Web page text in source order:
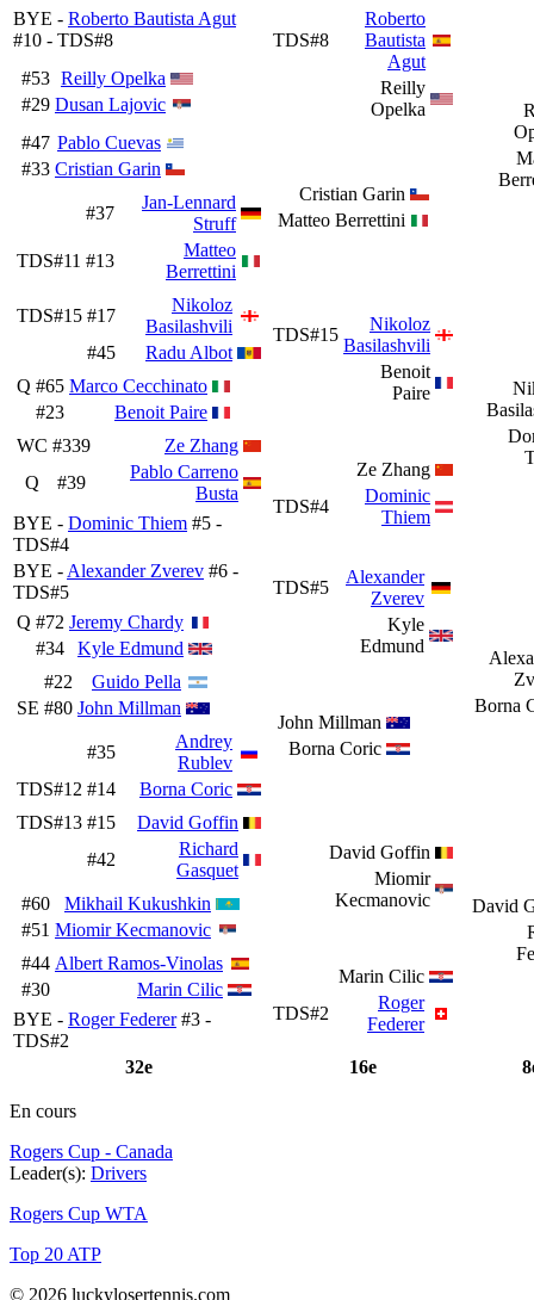
BYE - Roberto Bautista Agut
#10 - TDS#8
TDS#8
Roberto
Bautista
Agut
Reilly
Opelka
#53 Reilly Opelka
#29 Dusan Lajovic
#47 Pablo Cuevas
#33 Cristian Garin
Cristian Garin
Matteo Berrettini
#37
Jan-Lennard
Struff
TDS#11 #13
Matteo
Berrettini
TDS#15 #17
Nikoloz
Basilashvili
#45
Radu Albot
TDS#15
Nikoloz
Basilashvili
Benoit
Paire
Q #65 Marco Cecchinato
#23
Benoit Paire
WC #339
Ze Zhang
Q
#39
Pablo Carreno
Busta
Ze Zhang
TDS#4
Dominic
Thiem
BYE - Dominic Thiem #5 -
TDS#4
BYE - Alexander Zverev #6 -
TDS#5
TDS#5
Alexander
Zverev
Kyle
Edmund
Borna
Q #72 Jeremy Chardy
#34
Kyle Edmund
#22
Guido Pella
SE #80 John Millman
John Millman
Borna Coric
#35
Andrey
Rublev
TDS#12 #14
Borna Coric
TDS#13 #15
David Goffin
#42
Richard
Gasquet
David Goffin
Miomir
Kecmanovic
David
#60
Mikhail Kukushkin
#51 Miomir Kecmanovic
#44 Albert Ramos-Vinolas
#30
Marin Cilic
Marin Cilic
TDS#2
Roger
Federer
BYE - Roger Federer#3 -
TDS#2
32e
16e
En cours
Rogers Cup - Canada
Leader(s): Drivers
Rogers Cup WTA
Top 20 ATP
© 2026 luckylosertennis.com